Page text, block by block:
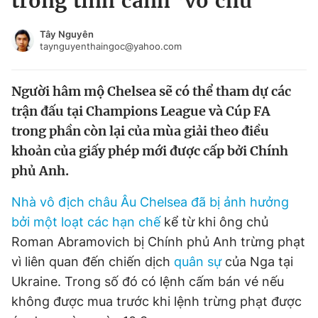
Chào ngày mới Tin 24h
Tin thị trường Tin 360
Video Magazine
Tiện ích Bạn cần biết
Thông tin tòa soạn Liên hệ quảng cáo
Tin đã xem
Tây Nguyên
taynguyenthaingoc@yahoo.com
Người hâm mộ Chelsea sẽ có thể tham dự các
trận đấu tại Champions League và Cúp FA
trong phần còn lại của mùa giải theo điều
khoản của giấy phép mới được cấp bởi Chính
phủ Anh.
Nhà vô địch châu Âu Chelsea đã bị ảnh hưởng
bởi một loạt các hạn chế kể từ khi ông chủ
Roman Abramovich bị Chính phủ Anh trừng phạt
vì liên quan đến chiến dịch quân sựcủa Nga tại
Ukraine. Trong số đó có lệnh cấm bán vé nếu
không được mua trước khi lệnh trừng phạt được